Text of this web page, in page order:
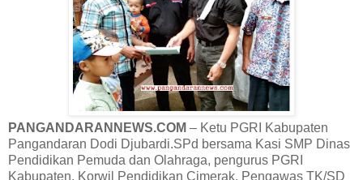
PANGANDARANNEWS.COM – Ketu PGRI Kabupaten
Pangandaran Dodi Djubardi.SPd bersama Kasi SMP Dinas
Pendidikan Pemuda dan Olahraga, pengurus PGRI
Kabupaten, Korwil Pendidikan Cimerak, Pengawas TK/SD